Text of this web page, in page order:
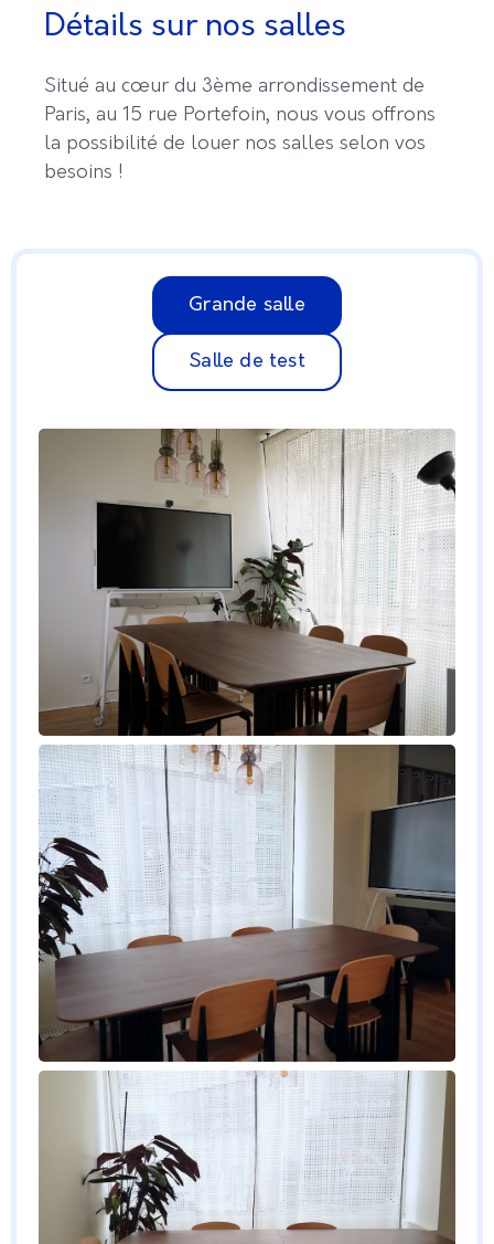
Détails sur nos salles
Situé au cœur du 3ème arrondissement de
Paris, au 15 rue Portefoin, nous vous offrons
la possibilité de louer nos salles selon vos
besoins !
Grande salle
Salle de test